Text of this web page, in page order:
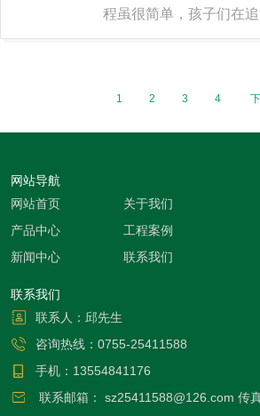
程虽很简单，孩子们在
中特别容易造成危险，
最重要的当然是要在楼
梯防滑条，铝合金楼梯
1 2 3 4
网站导航
网站首页
产品中心
新闻中心
关于我们
工程案例
联系我们
联系我们
联系人：邱先生
咨询热线： 0755-25411588
手机： 13554841176
联系邮箱：
sz25411588@126.com 传